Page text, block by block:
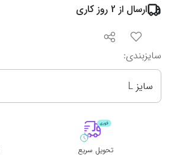
ارسال از 2 روز کاری
سایزبندی:
سایز L
تحویل سریع